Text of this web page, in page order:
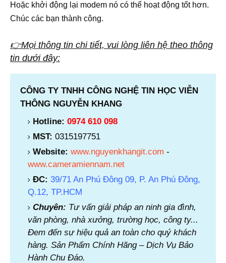
Hoặc khởi động lại modem nó có thể hoạt động tốt hơn.
Chúc các bạn thành công.
👉Mọi thông tin chi tiết, vui lòng liên hệ theo thông
tin dưới đây:
CÔNG TY TNHH CÔNG NGHỆ TIN HỌC VIỄN
THÔNG NGUYỄN KHANG
Hotline: 0974 610 098
MST: 0315197751
Website: www.nguyenkhangit.com -
www.cameramiennam.net
ĐC: 39/71 An Phú Đông 09, P. An Phú Đông,
Q.12, TP.HCM
Chuyên: Tư vấn giải pháp an ninh gia đình,
văn phòng, nhà xưởng, trường học, công ty...
Đem đến sự hiệu quả an toàn cho quý khách
hàng. Sản Phẩm Chính Hãng – Dịch Vụ Bảo
Hành Chu Đáo.